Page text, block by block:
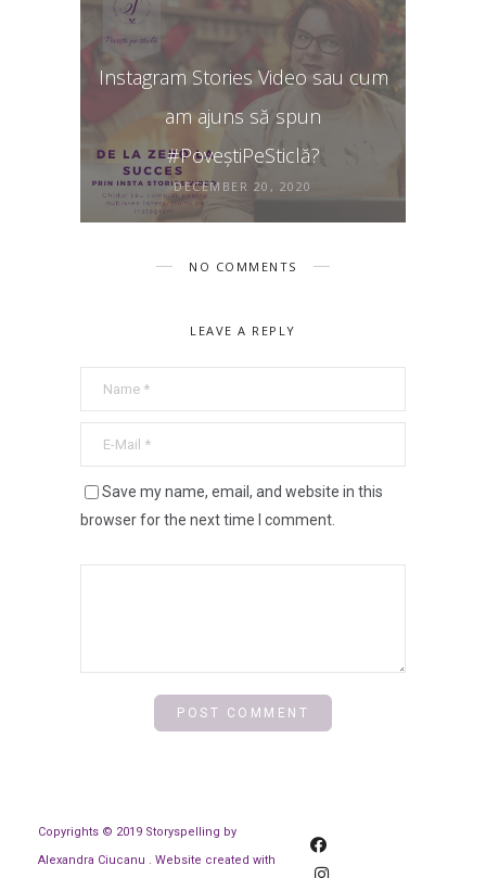
Instagram Stories Video sau cum
am ajuns să spun
#PoveștiPeSticlă?
DECEMBER 20, 2020
NO COMMENTS
LEAVE A REPLY
Save my name, email, and website in this
browser for the next time I comment.
Copyrights © 2019 Storyspelling by
Alexandra Ciucanu . Website created with